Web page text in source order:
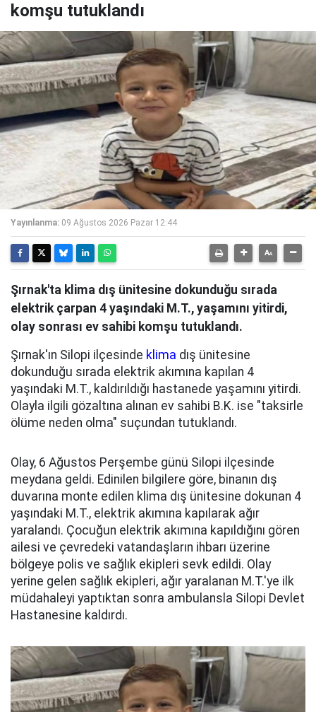
komşu tutuklandı
Yayınlanma: 09 Ağustos 2026 Pazar 12:44
Şırnak'ta klima dış ünitesine dokunduğu sırada
elektrik çarpan 4 yaşındaki M.T., yaşamını yitirdi,
olay sonrası ev sahibi komşu tutuklandı.
Şırnak'ın Silopi ilçesinde klima dış ünitesine
dokunduğu sırada elektrik akımına kapılan 4
yaşındaki M.T., kaldırıldığı hastanede yaşamını yitirdi.
Olayla ilgili gözaltına alınan ev sahibi B.K. ise "taksirle
ölüme neden olma" suçundan tutuklandı.
Olay, 6 Ağustos Perşembe günü Silopi ilçesinde
meydana geldi. Edinilen bilgilere göre, binanın dış
duvarına monte edilen klima dış ünitesine dokunan 4
yaşındaki M.T., elektrik akımına kapılarak ağır
yaralandı. Çocuğun elektrik akımına kapıldığını gören
ailesi ve çevredeki vatandaşların ihbarı üzerine
bölgeye polis ve sağlık ekipleri sevk edildi. Olay
yerine gelen sağlık ekipleri, ağır yaralanan M.T.'ye ilk
müdahaleyi yaptıktan sonra ambulansla Silopi Devlet
Hastanesine kaldırdı.